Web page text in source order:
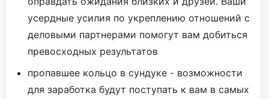
усердные усилия по укреплению отношений с
деловыми партнерами помогут вам добиться
превосходных результатов
пропавшее кольцо в сундуке - возможности
для заработка будут поступать к вам в самых